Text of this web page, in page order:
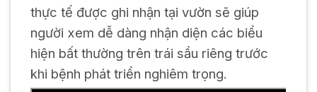
thực tế được ghi nhận tại vườn sẽ giúp
người xem dễ dàng nhận diện các biểu
hiện bất thường trên trái sầu riêng trước
khi bệnh phát triển nghiêm trọng.